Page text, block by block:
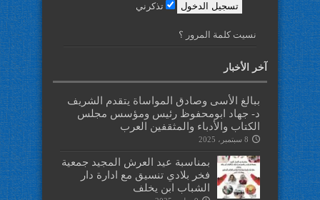
تذكرني
نسيت كلمة المرور ؟
آخر الأخبار
ببالغ الأسى وصادق المواساة يتقدم الشريف
د- جهاد ابومحفوظ رئيس ومؤسس مجلس
الكتاب والأدباء والمثقفين العرب
8 سبتمبر، 2025
بمناسبة عيد العرش المجيد جمعية
فخر بلادي تنسيق مع ادارة دار
الشباب ابن يخلف